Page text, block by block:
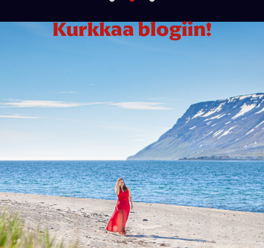
Kurkkaa blogiin!